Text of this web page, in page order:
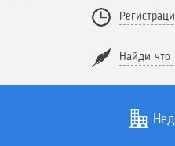
Найди что